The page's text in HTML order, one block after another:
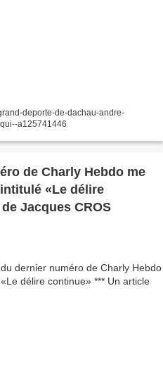
deporte-de-dachau-andre-
a125741446
de Charly Hebdo me
«Le délire
Jacques CROS